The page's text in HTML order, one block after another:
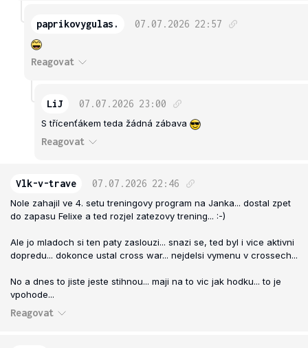
paprikovygulas. 07.07.2026 22:57
Reagovat
LiJ 07.07.2026 23:00
S třícenťákem teda žádná zábava
Reagovat
Vlk-v-trave 07.07.2026 22:46
Nole zahajil ve 4. setu treningovy program na Janka... dostal zpet
do zapasu Felixe a ted rozjel zatezovy trening... :-)
Ale jo mladoch si ten paty zaslouzi... snazi se, ted byl i vice aktivni
dopredu... dokonce ustal cross war... nejdelsi vymenu v crossech...
No a dnes to jiste jeste stihnou... maji na to vic jak hodku... to je
vpohode...
Reagovat